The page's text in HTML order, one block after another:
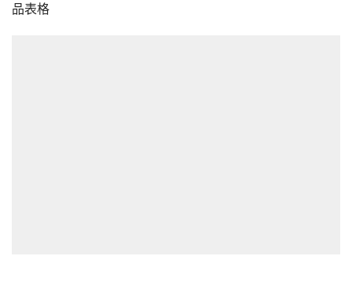
品表格